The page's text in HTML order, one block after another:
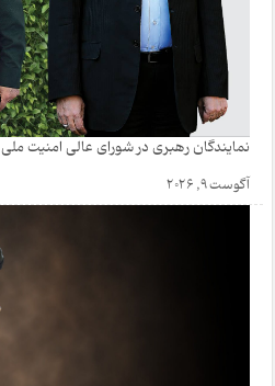
نمایندگان رهبری در شورای عالی امنیت ملی
آگوست 9, 2026